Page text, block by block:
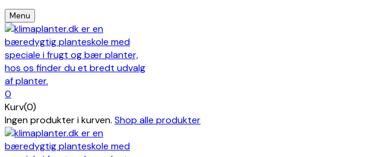
Menu
0
Kurv(0)
Ingen produkter i kurven. Shop alle produkter